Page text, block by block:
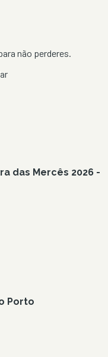
não perderes.
das Mercês 2026 -
Porto